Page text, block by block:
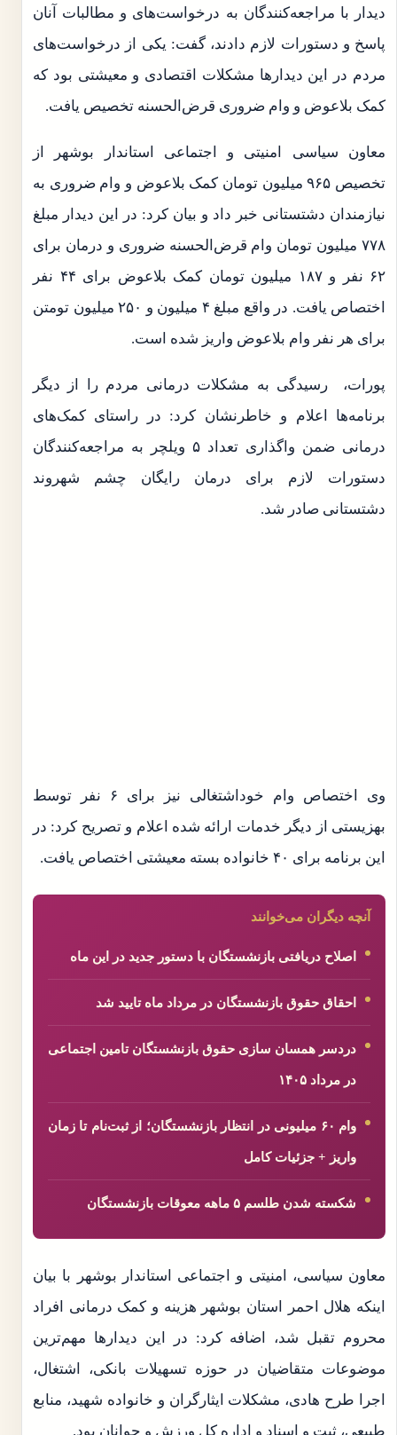
دیدار با مراجعه‌کنندگان به درخواست‌های و مطالبات آنان
پاسخ و دستورات لازم دادند، گفت: یکی از درخواست‌های
مردم در این دیدارها مشکلات اقتصادی و معیشتی بود که
کمک بلاعوض و وام ضروری قرض‌الحسنه تخصیص یافت.
معاون سیاسی امنیتی و اجتماعی استاندار بوشهر از
تخصیص ۹۶۵ میلیون تومان کمک بلاعوض و وام ضروری به
نیازمندان دشتستانی خبر داد و بیان کرد: در این دیدار مبلغ
۷۷۸ میلیون تومان وام قرض‌الحسنه ضروری و درمان برای
۶۲ نفر و ۱۸۷ میلیون تومان کمک بلاعوض برای ۴۴ نفر
اختصاص یافت. در واقع مبلغ ۴ میلیون و ۲۵۰ میلیون تومتن
برای هر نفر وام بلاعوض واریز شده است.
پورات، رسیدگی به مشکلات درمانی مردم را از دیگر
برنامه‌ها اعلام و خاطرنشان کرد: در راستای کمک‌های
درمانی ضمن واگذاری تعداد ۵ ویلچر به مراجعه‌کنندگان
دستورات لازم برای درمان رایگان چشم شهروند
دشتستانی صادر شد.
وی اختصاص وام خوداشتغالی نیز برای ۶ نفر توسط
بهزیستی از دیگر خدمات ارائه شده اعلام و تصریح کرد: در
این برنامه برای ۴۰ خانواده بسته معیشتی اختصاص یافت.
آنچه دیگران می‌خوانند
اصلاح دریافتی بازنشستگان با دستور جدید در این ماه
احقاق حقوق بازنشستگان در مرداد ماه تایید شد
دردسر همسان سازی حقوق بازنشستگان تامین اجتماعی
در مرداد ۱۴۰۵
وام ۶۰ میلیونی در انتظار بازنشستگان؛ از ثبت‌نام تا زمان
واریز + جزئیات کامل
شکسته شدن طلسم ۵ ماهه معوقات بازنشستگان
معاون سیاسی، امنیتی و اجتماعی استاندار بوشهر با بیان
اینکه هلال احمر استان بوشهر هزینه و کمک درمانی افراد
محروم تقبل شد، اضافه کرد: در این دیدارها مهم‌ترین
موضوعات متقاضیان در حوزه تسهیلات بانکی، اشتغال،
اجرا طرح هادی، مشکلات ایثارگران و خانواده شهید، منابع
طبیعی، ثبت و اسناد و اداره کل ورزش و جوانان بود.